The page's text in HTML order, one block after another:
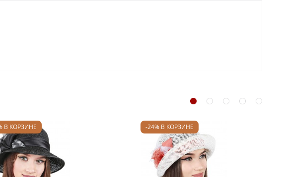
В КОРЗИНЕ -24% В КОРЗИНЕ